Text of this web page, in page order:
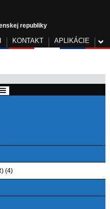
republiky
KONTAKT APLIKÁCIE
(4)